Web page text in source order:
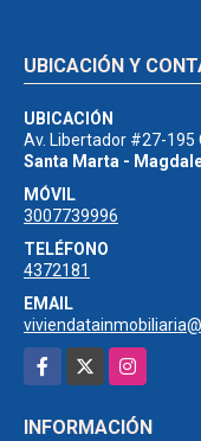
UBICACIÓN Y
UBICACIÓN
Av. Libertador #27-195
Santa Marta -
MÓVIL
3007739996
TELÉFONO
4372181
EMAIL
Facebook
Instagram
INFORMACIÓN